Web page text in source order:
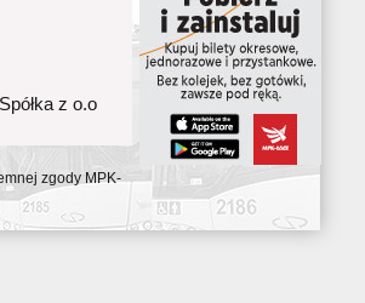
z o.o
zgody MPK-